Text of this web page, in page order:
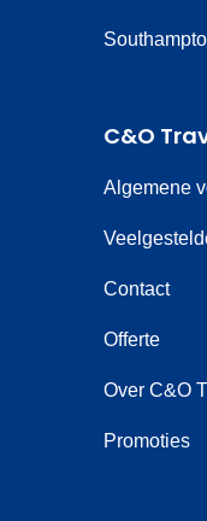
C&O
Algemene
Contact
Offerte
Over C&O
Promoties